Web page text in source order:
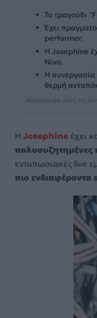
Το τραγούδι
Έχει
performer.
Η Josephine
Νίνο.
Η συνεργασία
θερμή
Ανακάλυψε όλες τις
Η Josephine έχει
πολυσυζητημένες
εντυπωσιακές live
πιο ενδιαφέροντα